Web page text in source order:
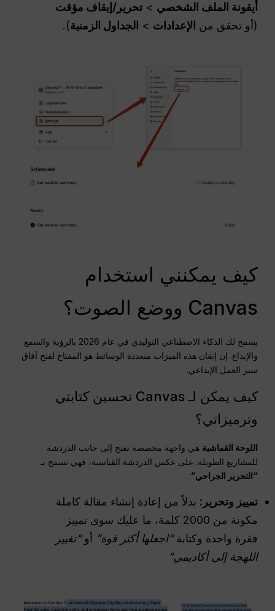
أيقونة الملف الشخصي >تحرير/إيقاف مؤقت
(أو تحقق من الإعدادات > الجداول الزمنية).
كيف يمكنني استخدام
Canvas ووضع الصوت؟
يسمح لك الذكاء الاصطناعي التوليدي في عام 2026 بالرؤية والسمع
والإبداع. إن إتقان هذه الميزات متعددة الوسائط هو المفتاح لفتح آفاق
سير العمل الإبداعي.
كيف يمكن لـ Canvas تحسين كتابتي
وترميزاتي؟
اللوحة القماشية هي واجهة مخصصة تفتح إلى جانب الدردشة
للمشاريع الطويلة. على عكس الدردشة القياسية، فهي تسمح بـ
“التحرير الجراحي”:
تمييز وتحرير: بدلاً من إعادة إنشاء مقالة كاملة
مكونة من 2000 كلمة، ما عليك سوى تمييز
فقرة واحدة وكتابة“اجعلها أكثر قوة” أو“تغيير
اللهجة إلى أكاديمي”